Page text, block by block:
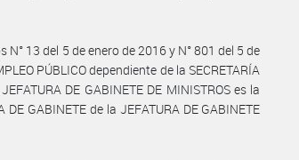
13 del 5 de enero de 2016 y N° 801 del 5 de
PÚBLICO dependiente de la SECRETARÍA
DE GABINETE DE MINISTROS es la
GABINETE de la JEFATURA DE GABINETE